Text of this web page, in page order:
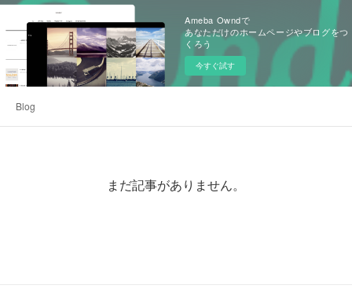
Ameba Owndで
あなただけのホームページやブログをつ
くろう
今すぐ試す
Blog
まだ記事がありません。